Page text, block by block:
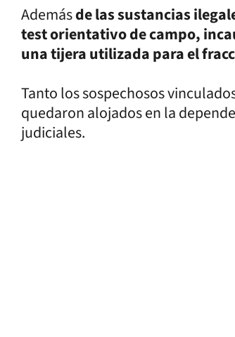
Ademásde las sustancias
test orientativo de campo,
una tijera utilizada para el
Tanto los sospechosos
quedaron alojados en la
judiciales.